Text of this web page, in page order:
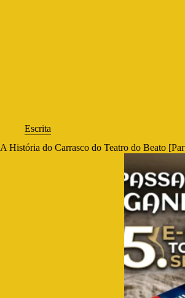
Escrita
A História do Carrasco do Teatro do Beato